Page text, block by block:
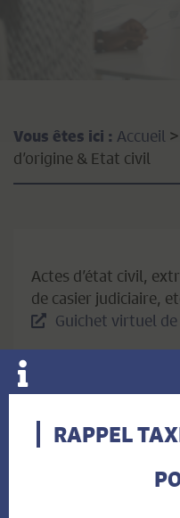
Vous êtes ici : Accueil >
d’origine & Etat civil
Actes d’état civil,
de casier judiciaire,
Guichet virtuel
RAPPEL